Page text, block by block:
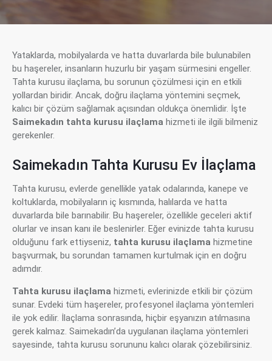
Yataklarda, mobilyalarda ve hatta duvarlarda bile bulunabilen
bu haşereler, insanların huzurlu bir yaşam sürmesini engeller.
Tahta kurusu ilaçlama, bu sorunun çözülmesi için en etkili
yollardan biridir. Ancak, doğru ilaçlama yöntemini seçmek,
kalıcı bir çözüm sağlamak açısından oldukça önemlidir. İşte
Saimekadın tahta kurusu ilaçlama hizmeti ile ilgili bilmeniz
gerekenler.
Saimekadın Tahta Kurusu Ev İlaçlama
Tahta kurusu, evlerde genellikle yatak odalarında, kanepe ve
koltuklarda, mobilyaların iç kısmında, halılarda ve hatta
duvarlarda bile barınabilir. Bu haşereler, özellikle geceleri aktif
olurlar ve insan kanı ile beslenirler. Eğer evinizde tahta kurusu
olduğunu fark ettiyseniz, tahta kurusu ilaçlama hizmetine
başvurmak, bu sorundan tamamen kurtulmak için en doğru
adımdır.
Tahta kurusu ilaçlama hizmeti, evlerinizde etkili bir çözüm
sunar. Evdeki tüm haşereler, profesyonel ilaçlama yöntemleri
ile yok edilir. İlaçlama sonrasında, hiçbir eşyanızın atılmasına
gerek kalmaz. Saimekadın’da uygulanan ilaçlama yöntemleri
sayesinde, tahta kurusu sorununu kalıcı olarak çözebilirsiniz.